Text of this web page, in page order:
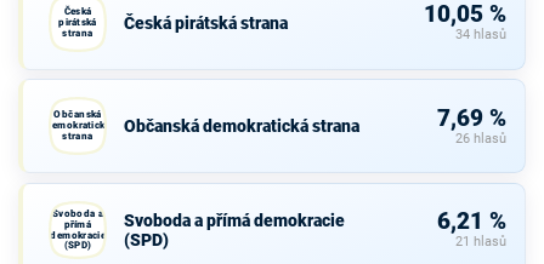
Česká
pirátská
strana
Česká pirátská strana 10,05 %
34 hlasů
Občanská
demokratická
strana
Občanská demokratická strana 7,69 %
26 hlasů
Svoboda a
přímá
demokracie
(SPD)
Svoboda a přímá demokracie
(SPD)
6,21 %
21 hlasů